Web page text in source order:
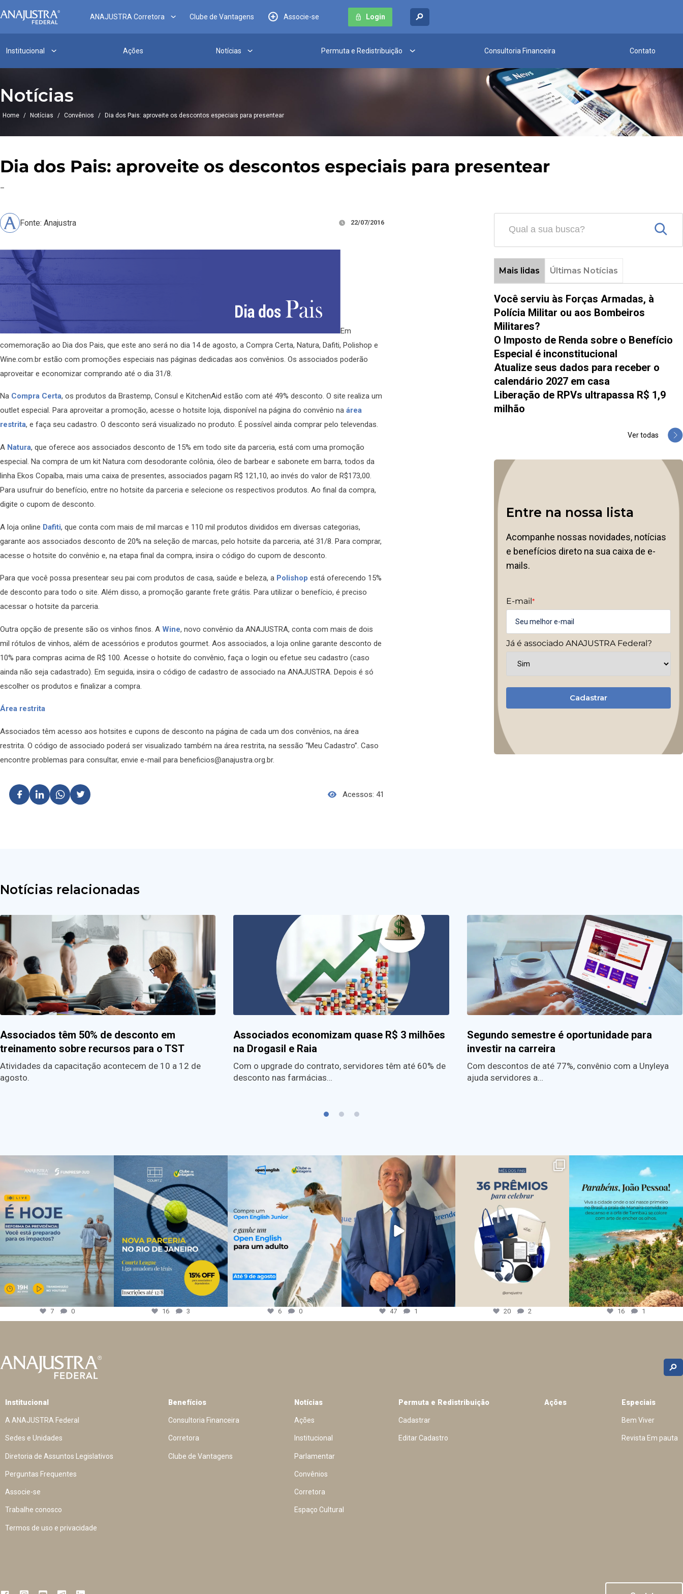
ANAJUSTRA Corretora Clube de Vantagens Associe-se Login
Institucional Ações Notícias Permuta e Redistribuição Consultoria Financeira Contato
Notícias
Home / Notícias / Convênios / Dia dos Pais: aproveite os descontos especiais para presentear
Dia dos Pais: aproveite os descontos especiais para presentear
–
Fonte: Anajustra 22/07/2016
Em
comemoração ao Dia dos Pais, que este ano será no dia 14 de agosto, a Compra Certa, Natura, Dafiti, Polishop e
Wine.com.br estão com promoções especiais nas páginas dedicadas aos convênios. Os associados poderão
aproveitar e economizar comprando até o dia 31/8.
Na Compra Certa, os produtos da Brastemp, Consul e KitchenAid estão com até 49% desconto. O site realiza um
outlet especial. Para aproveitar a promoção, acesse o hotsite loja, disponível na página do convênio na área
restrita, e faça seu cadastro. O desconto será visualizado no produto. É possível ainda comprar pelo televendas.
A Natura, que oferece aos associados desconto de 15% em todo site da parceria, está com uma promoção
especial. Na compra de um kit Natura com desodorante colônia, óleo de barbear e sabonete em barra, todos da
linha Ekos Copaíba, mais uma caixa de presentes, associados pagam R$ 121,10, ao invés do valor de R$173,00.
Para usufruir do benefício, entre no hotsite da parceria e selecione os respectivos produtos. Ao final da compra,
digite o cupom de desconto.
A loja online Dafiti, que conta com mais de mil marcas e 110 mil produtos divididos em diversas categorias,
garante aos associados desconto de 20% na seleção de marcas, pelo hotsite da parceria, até 31/8. Para comprar,
acesse o hotsite do convênio e, na etapa final da compra, insira o código do cupom de desconto.
Para que você possa presentear seu pai com produtos de casa, saúde e beleza, a Polishop está oferecendo 15%
de desconto para todo o site. Além disso, a promoção garante frete grátis. Para utilizar o benefício, é preciso
acessar o hotsite da parceria.
Outra opção de presente são os vinhos finos. A Wine, novo convênio da ANAJUSTRA, conta com mais de dois
mil rótulos de vinhos, além de acessórios e produtos gourmet. Aos associados, a loja online garante desconto de
10% para compras acima de R$ 100. Acesse o hotsite do convênio, faça o login ou efetue seu cadastro (caso
ainda não seja cadastrado). Em seguida, insira o código de cadastro de associado na ANAJUSTRA. Depois é só
escolher os produtos e finalizar a compra.
Área restrita
Associados têm acesso aos hotsites e cupons de desconto na página de cada um dos convênios, na área
restrita. O código de associado poderá ser visualizado também na área restrita, na sessão “Meu Cadastro”. Caso
encontre problemas para consultar, envie e-mail para beneficios@anajustra.org.br.
Acessos: 41
Mais lidas Últimas Notícias
Você serviu às Forças Armadas, à
Polícia Militar ou aos Bombeiros
Militares?
O Imposto de Renda sobre o Benefício
Especial é inconstitucional
Atualize seus dados para receber o
calendário 2027 em casa
Liberação de RPVs ultrapassa R$ 1,9
milhão
Ver todas
Entre na nossa lista
Acompanhe nossas novidades, notícias
e benefícios direto na sua caixa de e-
mails.
E-mail *
Já é associado ANAJUSTRA Federal?
Cadastrar
Notícias relacionadas
Associados têm 50% de desconto em
treinamento sobre recursos para o TST
Atividades da capacitação acontecem de 10 a 12 de
agosto.
Associados economizam quase R$ 3 milhões
na Drogasil e Raia
Com o upgrade do contrato, servidores têm até 60% de
desconto nas farmácias…
Segundo semestre é oportunidade para
investir na carreira
Com descontos de até 77%, convênio com a Unyleya
ajuda servidores a…
7 0 16 3 6 0 47 1 20 2 16 1
Institucional
A ANAJUSTRA Federal
Sedes e Unidades
Diretoria de Assuntos Legislativos
Perguntas Frequentes
Associe-se
Trabalhe conosco
Termos de uso e privacidade
Benefícios
Consultoria Financeira
Corretora
Clube de Vantagens
Notícias
Ações
Institucional
Parlamentar
Convênios
Corretora
Espaço Cultural
Permuta e Redistribuição
Cadastrar
Editar Cadastro
Ações Especiais
Bem Viver
Revista Em pauta